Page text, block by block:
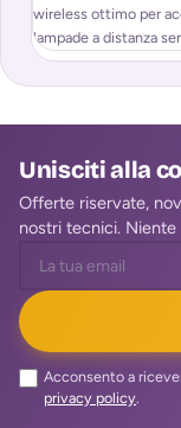
wireless ottimo per
lampade a distanza
necessità di agire
Quest’
Unisciti alla
Offerte riservate,
nostri tecnici. Niente
Acconsento a
privacy policy.